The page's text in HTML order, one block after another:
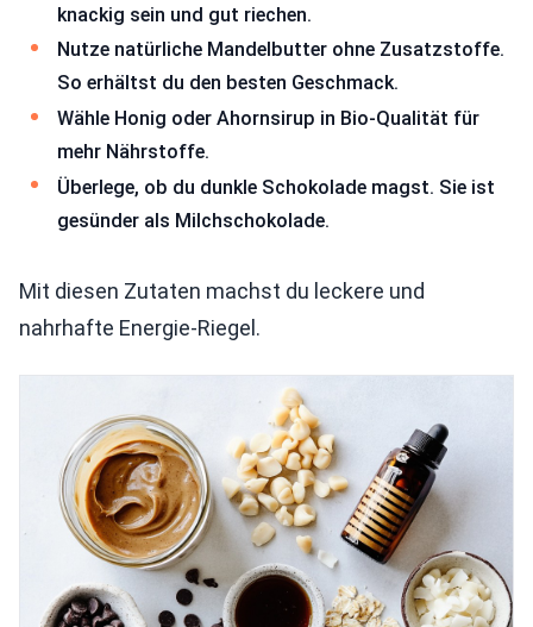
knackig sein und gut riechen.
Nutze natürliche Mandelbutter ohne Zusatzstoffe.
So erhältst du den besten Geschmack.
Wähle Honig oder Ahornsirup in Bio-Qualität für
mehr Nährstoffe.
Überlege, ob du dunkle Schokolade magst. Sie ist
gesünder als Milchschokolade.
Mit diesen Zutaten machst du leckere und
nahrhafte Energie-Riegel.